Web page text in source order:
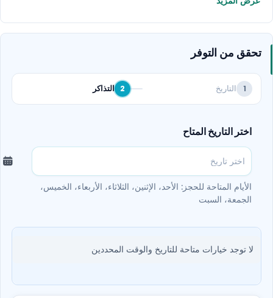
تحقق من التوفر
1 التاريخ 2 التذاكر
اختر التاريخ المتاح
الأيام المتاحة للحجز: الأحد، الإثنين، الثلاثاء، الأربعاء، الخميس،
الجمعة، السبت
لا توجد خيارات متاحة للتاريخ والوقت المحددين